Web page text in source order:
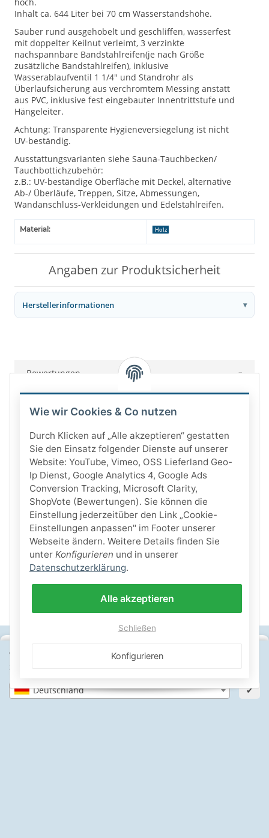
Wähle dein Lieferland, um Preise und Artikel für deinen
Standort zu sehen.
Deutschland ✔
Inhalt ca. 644 Liter bei 70 cm Wasserstandshöhe.
Sauber rund ausgehobelt und geschliffen, wasserfest
mit doppelter Keilnut verleimt, 3 verzinkte
nachspannbare Bandstahlreifen(je nach Größe
zusätzliche Bandstahlreifen), inklusive
Wasserablaufventil 1 1/4" und Standrohr als
Überlaufsicherung aus verchromtem Messing anstatt
aus PVC, inklusive fest eingebauter Innentrittstufe und
Hängeleiter.
Achtung: Transparente Hygieneversiegelung ist nicht
UV-beständig.
Ausstattungsvarianten siehe Sauna-Tauchbecken/
Tauchbottichzubehör:
z.B.: UV-beständige Oberfläche mit Deckel, alternative
Ab-/ Überläufe, Treppen, Sitze, Abmessungen,
Wandanschluss-Verkleidungen und Edelstahlreifen.
Material: Holz
Angaben zur Produktsicherheit
Herstellerinformationen
Bewertungen
Wie wir Cookies & Co nutzen
Durch Klicken auf „Alle akzeptieren“ gestatten
Sie den Einsatz folgender Dienste auf unserer
Website: YouTube, Vimeo, OSS Lieferland Geo-
Ip Dienst, Google Analytics 4, Google Ads
Conversion Tracking, Microsoft Clarity,
ShopVote (Bewertungen). Sie können die
Einstellung jederzeitüber den Link „Cookie-
Einstellungen anpassen" im Footer unserer
Webseite ändern. Weitere Details finden Sie
unter Konfigurieren und in unserer
Datenschutzerklärung.
Alle akzeptieren
Schließen
Konfigurieren